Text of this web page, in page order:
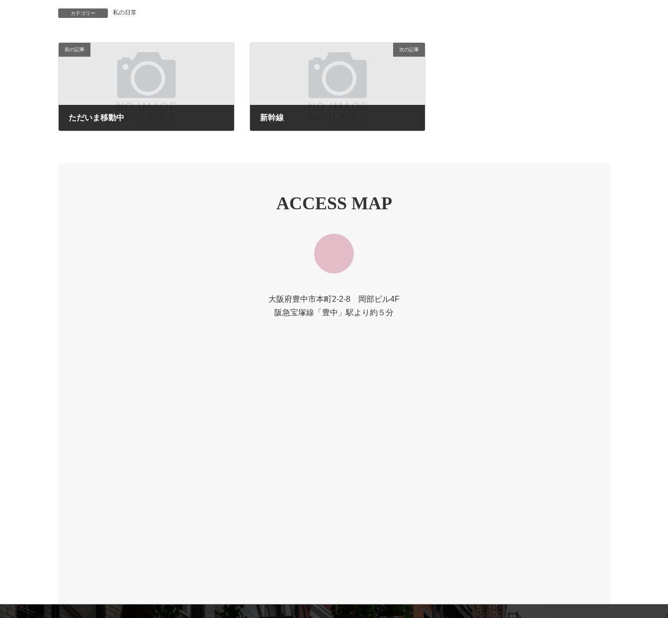
カテゴリー 私の日常
前の記事
ただいま移動中
次の記事
新幹線
ACCESS MAP
大阪府豊中市本町2-2-8 岡部ビル4F
阪急宝塚線「豊中」駅より約５分